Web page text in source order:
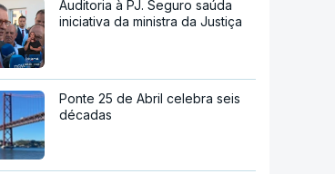
Auditoria à PJ. Seguro saúda
iniciativa da ministra da Justiça
Ponte 25 de Abril celebra seis
décadas